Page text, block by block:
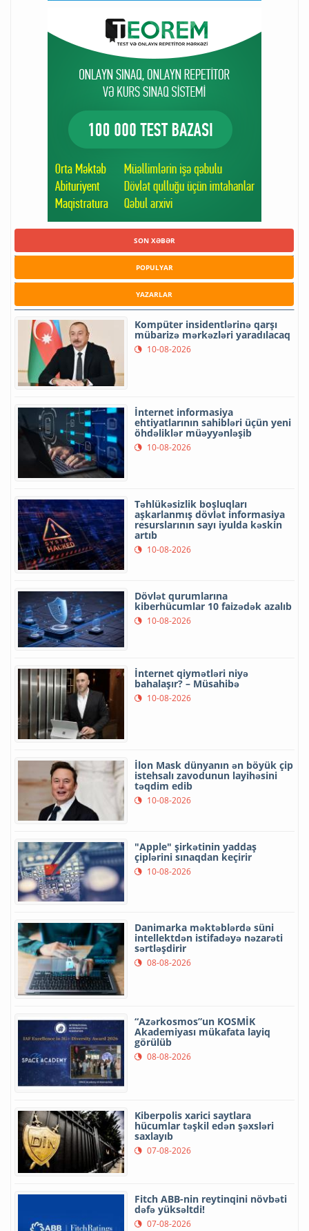
SON XƏBƏR
POPULYAR
YAZARLAR
Kompüter insidentlərinə qarşı
mübarizə mərkəzləri yaradılacaq
10-08-2026
İnternet informasiya
ehtiyatlarının sahibləri üçün yeni
öhdəliklər müəyyənləşib
10-08-2026
Təhlükəsizlik boşluqları
aşkarlanmış dövlət informasiya
resurslarının sayı iyulda kəskin
artıb
10-08-2026
Dövlət qurumlarına
kiberhücumlar 10 faizədək azalıb
10-08-2026
İnternet qiymətləri niyə
bahalaşır? – Müsahibə
10-08-2026
İlon Mask dünyanın ən böyük çip
istehsalı zavodunun layihəsini
təqdim edib
10-08-2026
"Apple" şirkətinin yaddaş
çiplərini sınaqdan keçirir
10-08-2026
Danimarka məktəblərdə süni
intellektdən istifadəyə nəzarəti
sərtləşdirir
08-08-2026
“Azərkosmos”un KOSMİK
Akademiyası mükafata layiq
görülüb
08-08-2026
Kiberpolis xarici saytlara
hücumlar təşkil edən şəxsləri
saxlayıb
07-08-2026
Fitch ABB-nin reytinqini növbəti
dəfə yüksəltdi!
07-08-2026